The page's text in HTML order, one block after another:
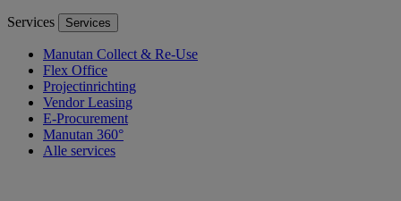
Services Services
Manutan Collect & Re-Use
Flex Office
Projectinrichting
Vendor Leasing
E-Procurement
Manutan 360°
Alle services